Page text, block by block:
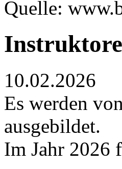
Quelle:
10.02.2026
Es werden
ausgebildet.
Im Jahr 2026